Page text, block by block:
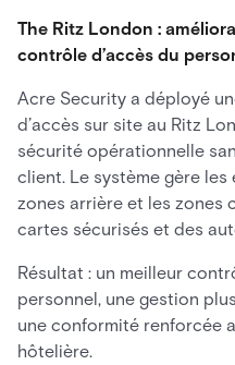
The Ritz London :
contrôle d’accès du
Acre Security a déployé
d’accès sur site au Ritz
sécurité opérationnelle
client. Le système gère
zones arrière et les zones
cartes sécurisés et des
Résultat : un meilleur
personnel, une gestion
une conformité renforcée
hôtelière.